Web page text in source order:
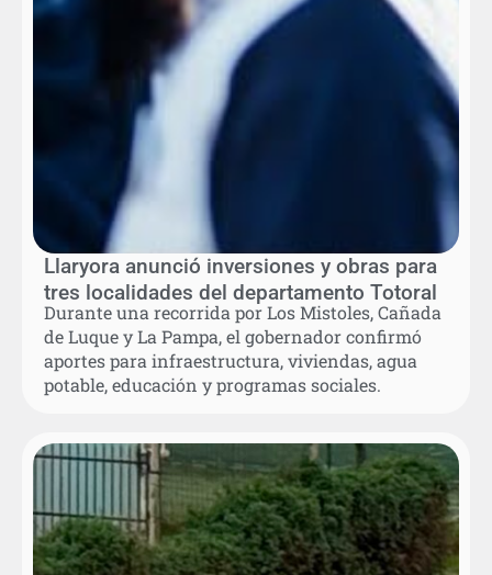
Llaryora anunció inversiones y obras para
tres localidades del departamento Totoral
Durante una recorrida por Los Mistoles, Cañada
de Luque y La Pampa, el gobernador confirmó
aportes para infraestructura, viviendas, agua
potable, educación y programas sociales.